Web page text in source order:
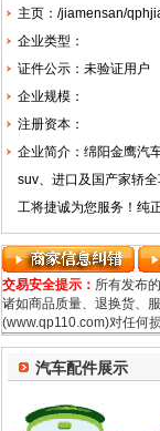
主页： /jiamensan/
企业类型：
证件公示：未验证用户
企业规模：
注册资本：
企业简介：绵阳金鹰汽
suv、进口及国产家轿
工将捷诚为您服务！纯
交易安全提示： 所有发布
诸如商品质量、退换货、
(www.qp110.com)对任何
汽车配件展示